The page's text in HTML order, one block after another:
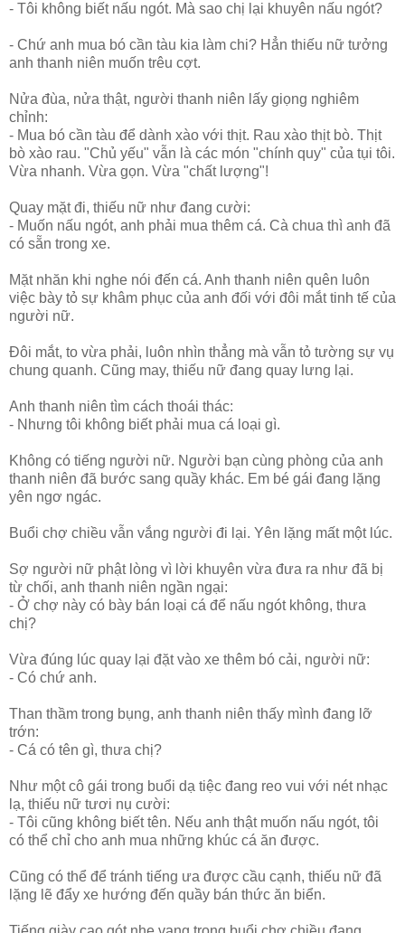
- Tôi không biết nấu ngót. Mà sao chị lại khuyên nấu ngót?
- Chứ anh mua bó cần tàu kia làm chi? Hẳn thiếu nữ tưởng
anh thanh niên muốn trêu cợt.
Nửa đùa, nửa thật, người thanh niên lấy giọng nghiêm
chỉnh:
- Mua bó cần tàu để dành xào với thịt. Rau xào thịt bò. Thịt
bò xào rau. "Chủ yếu" vẫn là các món "chính quy" của tụi tôi.
Vừa nhanh. Vừa gọn. Vừa "chất lượng"!
Quay mặt đi, thiếu nữ như đang cười:
- Muốn nấu ngót, anh phải mua thêm cá. Cà chua thì anh đã
có sẵn trong xe.
Mặt nhăn khi nghe nói đến cá. Anh thanh niên quên luôn
việc bày tỏ sự khâm phục của anh đối với đôi mắt tinh tế của
người nữ.
Đôi mắt, to vừa phải, luôn nhìn thẳng mà vẫn tỏ tường sự vụ
chung quanh. Cũng may, thiếu nữ đang quay lưng lại.
Anh thanh niên tìm cách thoái thác:
- Nhưng tôi không biết phải mua cá loại gì.
Không có tiếng người nữ. Người bạn cùng phòng của anh
thanh niên đã bước sang quầy khác. Em bé gái đang lặng
yên ngơ ngác.
Buổi chợ chiều vẫn vắng người đi lại. Yên lặng mất một lúc.
Sợ người nữ phật lòng vì lời khuyên vừa đưa ra như đã bị
từ chối, anh thanh niên ngần ngại:
- Ở chợ này có bày bán loại cá để nấu ngót không, thưa
chị?
Vừa đúng lúc quay lại đặt vào xe thêm bó cải, người nữ:
- Có chứ anh.
Than thầm trong bụng, anh thanh niên thấy mình đang lỡ
trớn:
- Cá có tên gì, thưa chị?
Như một cô gái trong buổi dạ tiệc đang reo vui với nét nhạc
lạ, thiếu nữ tươi nụ cười:
- Tôi cũng không biết tên. Nếu anh thật muốn nấu ngót, tôi
có thể chỉ cho anh mua những khúc cá ăn được.
Cũng có thể để tránh tiếng ưa được cầu cạnh, thiếu nữ đã
lặng lẽ đẩy xe hướng đến quầy bán thức ăn biển.